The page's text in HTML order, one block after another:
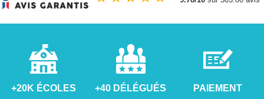
+20K ÉCOLES +40 DÉLÉGUÉS PAIEMENT